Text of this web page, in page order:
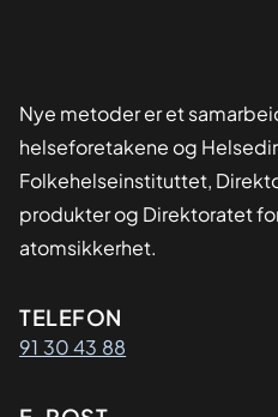
Nye metoder er et
helseforetakene og
Folkehelseinstituttet,
produkter og Direktoratet
atomsikkerhet.
TELEFON
91 30 43 88